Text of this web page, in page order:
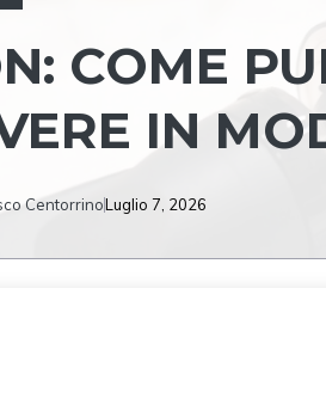
COME
IN
CentorrinoLuglio 7, 2026